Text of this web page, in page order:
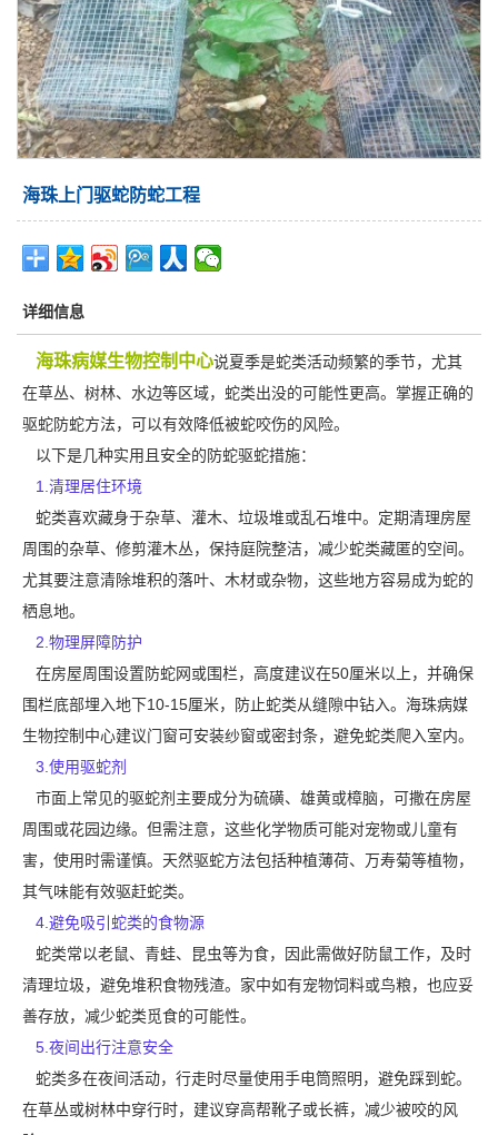
海珠上门驱蛇防蛇工程
详细信息
海珠病媒生物控制中心说夏季是蛇类活动频繁的季节，尤其
在草丛、树林、水边等区域，蛇类出没的可能性更高。掌握正确的
驱蛇防蛇方法，可以有效降低被蛇咬伤的风险。
以下是几种实用且安全的防蛇驱蛇措施：
1.清理居住环境
蛇类喜欢藏身于杂草、灌木、垃圾堆或乱石堆中。 定期清理房屋
周围的杂草、修剪灌木丛，保持庭院整洁，减少蛇类藏匿的空间。
尤其要注意清除堆积的落叶、木材或杂物，这些地方容易成为蛇的
栖息地。
2.物理屏障防护
在房屋周围设置防蛇网或围栏，高度建议在50厘米以上，并确保
围栏底部埋入地下10-15厘米，防止蛇类从缝隙中钻入。海珠病媒
生物控制中心建议门窗可安装纱窗或密封条，避免蛇类爬入室内。
3.使用驱蛇剂
市面上常见的驱蛇剂主要成分为硫磺、雄黄或樟脑，可撒在房屋
周围或花园边缘。但需注意，这些化学物质可能对宠物或儿童有
害，使用时需谨慎。天然驱蛇方法包括种植薄荷、万寿菊等植物，
其气味能有效驱赶蛇类。
4.避免吸引蛇类的食物源
蛇类常以老鼠、青蛙、昆虫等为食，因此需做好防鼠工作，及时
清理垃圾，避免堆积食物残渣。家中如有宠物饲料或鸟粮，也应妥
善存放，减少蛇类觅食的可能性。
5.夜间出行注意安全
蛇类多在夜间活动，行走时尽量使用手电筒照明，避免踩到蛇。
在草丛或树林中穿行时，建议穿高帮靴子或长裤，减少被咬的风